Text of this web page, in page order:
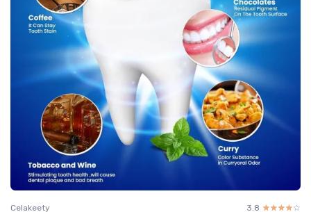
Celakeety 3.8 ☆☆☆☆☆
★★★★★